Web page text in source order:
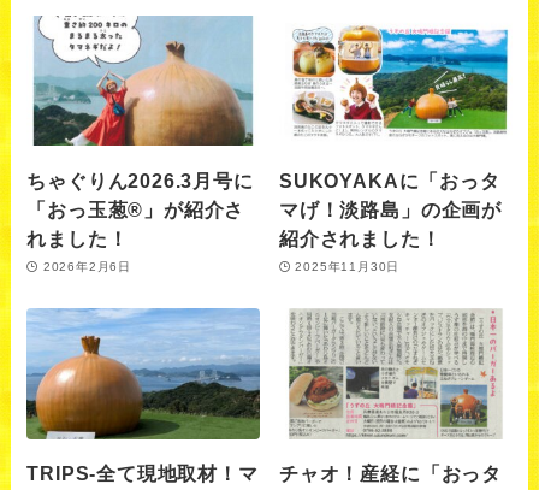
ちゃぐりん2026.3月号に
「おっ玉葱®」が紹介さ
れました！
2026年2月6日
SUKOYAKAに「おっタ
マげ！淡路島」の企画が
紹介されました！
2025年11月30日
TRIPS-全て現地取材！マ
チャオ！産経に「おっタ